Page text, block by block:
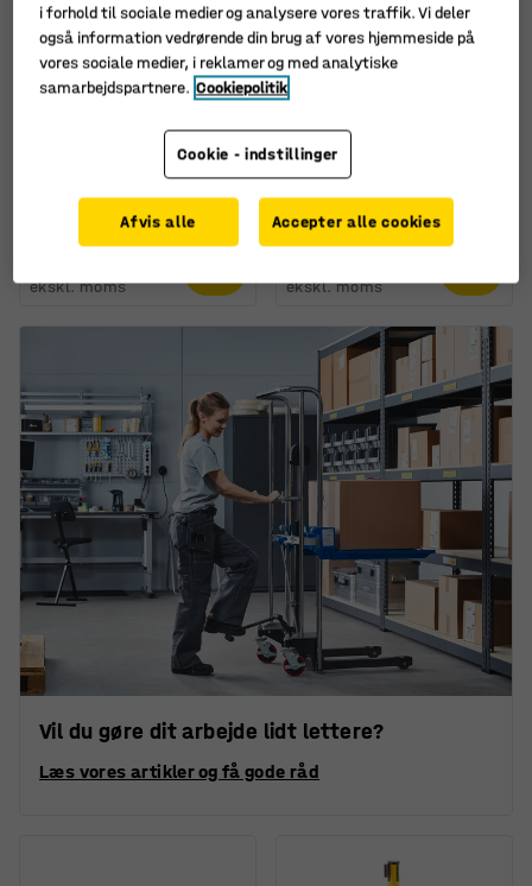
310800
ekskl. moms
Afspærringshegn,
Art. nr.:31042
ekskl. moms
Vil du gøre dit arbejde lidt lettere?
Læs vores artikler og få gode råd
i forhold til sociale medier og analysere vores traffik. Vi deler
også information vedrørende din brug af vores hjemmeside på
vores sociale medier, i reklamer og med analytiske
samarbejdspartnere. Cookiepolitik
Cookie - indstillinger
Afvis alle Accepter alle cookies